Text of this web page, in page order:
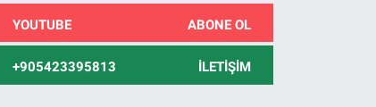
YOUTUBE ABONE OL
+905423395813 İLETIŞIM